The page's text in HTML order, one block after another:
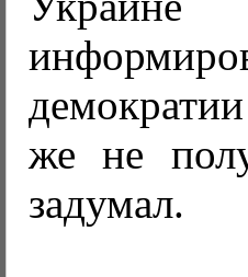
же не
задумал.